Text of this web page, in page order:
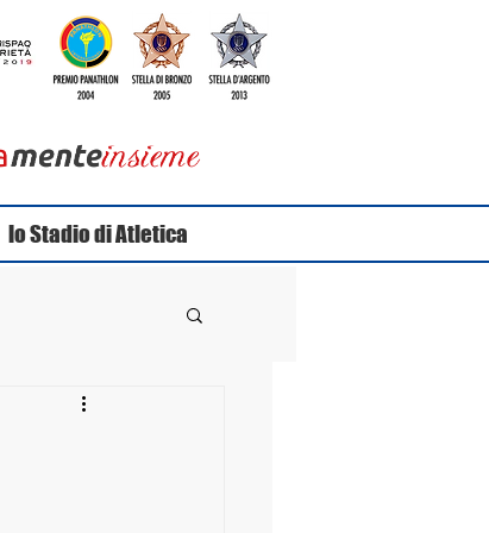
lo Stadio di Atletica